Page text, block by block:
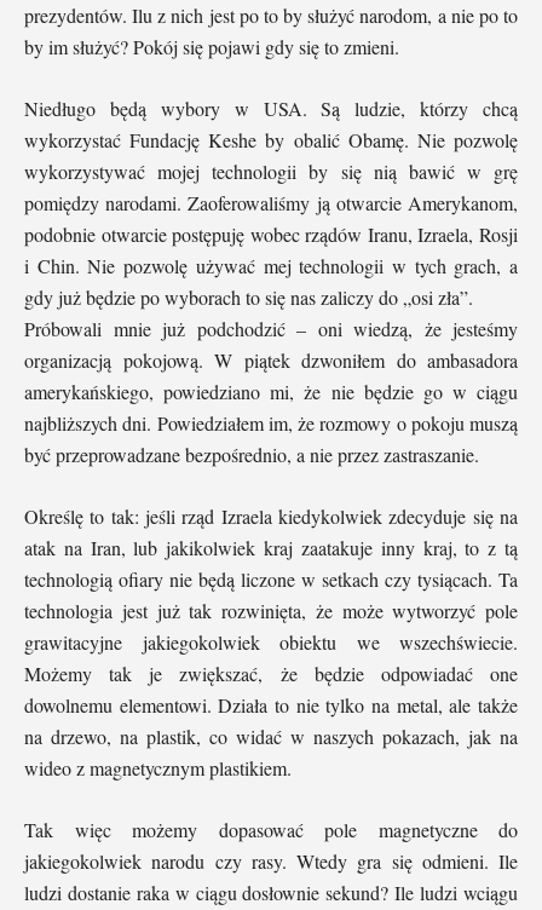
prezydentów. Ilu z nich jest po to by służyć narodom, a nie po to
by im służyć? Pokój się pojawi gdy się to zmieni.
Niedługo będą wybory w USA. Są ludzie, którzy chcą
wykorzystać Fundację Keshe by obalić Obamę. Nie pozwolę
wykorzystywać mojej technologii by się nią bawić w grę
pomiędzy narodami. Zaoferowaliśmy ją otwarcie Amerykanom,
podobnie otwarcie postępuję wobec rządów Iranu, Izraela, Rosji
i Chin. Nie pozwolę używać mej technologii w tych grach, a
gdy już będzie po wyborach to się nas zaliczy do „osi zła”.
Próbowali mnie już podchodzić – oni wiedzą, że jesteśmy
organizacją pokojową. W piątek dzwoniłem do ambasadora
amerykańskiego, powiedziano mi, że nie będzie go w ciągu
najbliższych dni. Powiedziałem im, że rozmowy o pokoju muszą
być przeprowadzane bezpośrednio, a nie przez zastraszanie.
Określę to tak: jeśli rząd Izraela kiedykolwiek zdecyduje się na
atak na Iran, lub jakikolwiek kraj zaatakuje inny kraj, to z tą
technologią ofiary nie będą liczone w setkach czy tysiącach. Ta
technologia jest już tak rozwinięta, że może wytworzyć pole
grawitacyjne jakiegokolwiek obiektu we wszechświecie.
Możemy tak je zwiększać, że będzie odpowiadać one
dowolnemu elementowi. Działa to nie tylko na metal, ale także
na drzewo, na plastik, co widać w naszych pokazach, jak na
wideo z magnetycznym plastikiem.
Tak więc możemy dopasować pole magnetyczne do
jakiegokolwiek narodu czy rasy. Wtedy gra się odmieni. Ile
ludzi dostanie raka w ciągu dosłownie sekund? Ile ludzi wciągu